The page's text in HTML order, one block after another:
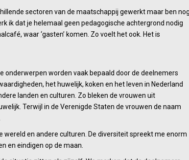
sectoren van de maatschappij gewerkt maar ben
ik dat je helemaal geen pedagogische achtergrond nodig
waar ‘gasten’ komen. Zo voelt het ook. Het is
onderwerpen worden vaak bepaald door de deelnemers
het huwelijk, koken en het leven in Nederland
landen en culturen. Zo bleken de vrouwen uit
Terwijl in de Verenigde Staten de vrouwen de naam
en andere culturen. De diversiteit spreekt me enorm
en eindigen op de maan.